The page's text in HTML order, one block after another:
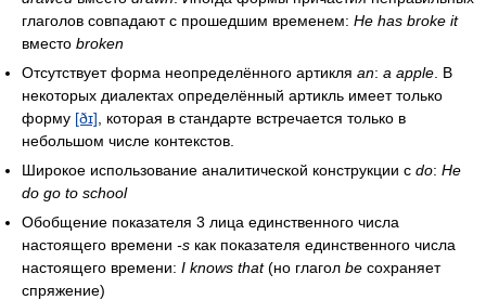
глаголов совпадают с прошедшим временем: He has broke it
вместо broken
Отсутствует форма неопределённого артикля an: a apple . В
некоторых диалектах определённый артикль имеет только
форму [ðɪ] , которая в стандарте встречается только в
небольшом числе контекстов.
Широкое использование аналитической конструкции с do: He
do go to school
Обобщение показателя 3 лица единственного числа
настоящего времени -s как показателя единственного числа
настоящего времени: I knows that(но глагол be сохраняет
спряжение)